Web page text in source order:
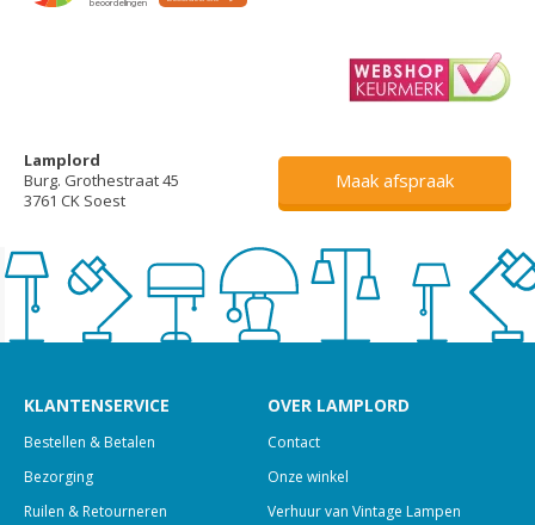
Lamplord
Burg. Grothestraat 45
3761 CK Soest
Maak afspraak
KLANTENSERVICE
Bestellen & Betalen
Bezorging
Ruilen & Retourneren
OVER LAMPLORD
Contact
Onze winkel
Verhuur van Vintage Lampen